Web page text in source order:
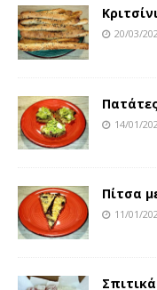
20/03/
14/01/
Πίτσα
11/01/